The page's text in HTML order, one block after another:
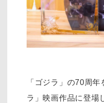
「ゴジラ」の70周
ラ」映画作品に登場